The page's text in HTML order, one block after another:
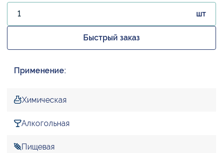
шт
Быстрый заказ
Применение:
Химическая
Алкогольная
Пищевая